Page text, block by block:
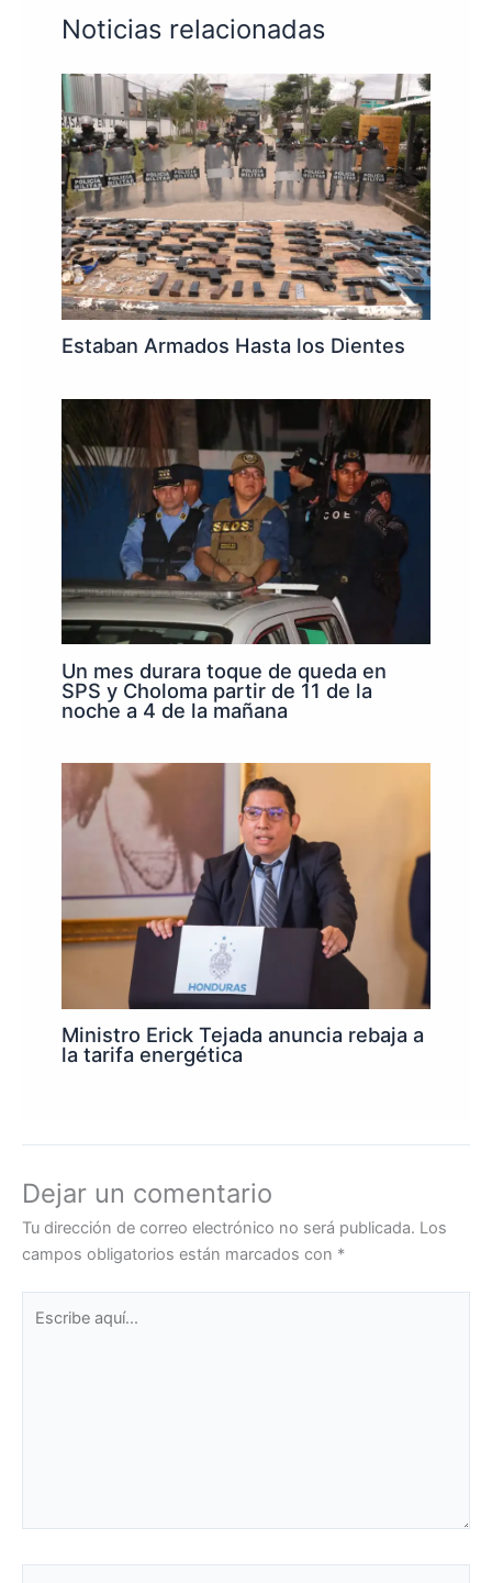
Noticias relacionadas
Estaban Armados Hasta los Dientes
Un mes durara toque de queda en
SPS y Choloma partir de 11 de la
noche a 4 de la mañana
Ministro Erick Tejada anuncia rebaja a
la tarifa energética
Dejar un comentario
Tu dirección de correo electrónico no será publicada. Los
campos obligatorios están marcados con *
aquí...